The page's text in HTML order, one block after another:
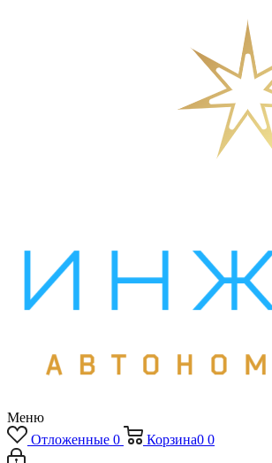
Меню
Отложенные 0 Корзина0 0